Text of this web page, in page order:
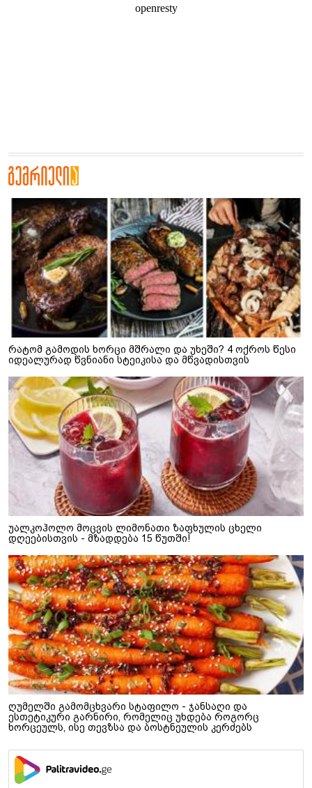
რატომ გამოდის ხორცი მშრალი და უხეში? 4 ოქროს წესი
იდეალურად წვნიანი სტეიკისა და მწვადისთვის
უალკოჰოლო მოცვის ლიმონათი ზაფხულის ცხელი
დღეებისთვის - მზადდება 15 წუთში!
ღუმელში გამომცხვარი სტაფილო - ჯანსაღი და
ესთეტიკური გარნირი, რომელიც უხდება როგორც
ხორცეულს, ისე თევზსა და ბოსტნეულის კერძებს